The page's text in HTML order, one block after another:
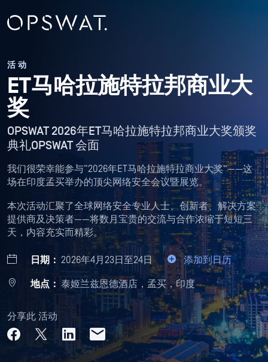
活动
ET马哈拉施特拉邦商业大
奖
OPSWAT 2026年ET马哈拉施特拉邦商业大奖颁奖
典礼OPSWAT 会面
我们很荣幸能参与“2026年ET马哈拉施特拉商业大奖”——这
场在印度孟买举办的顶尖网络安全会议暨展览。
本次活动汇聚了全球网络安全专业人士、创新者、解决方案
提供商及决策者——将数月宝贵的交流与合作浓缩于短短三
天，内容充实而精彩。
日期： 2026年4月23日至24日 添加到日历
地点： 泰姬兰兹恩德酒店，孟买，印度
分享此 活动